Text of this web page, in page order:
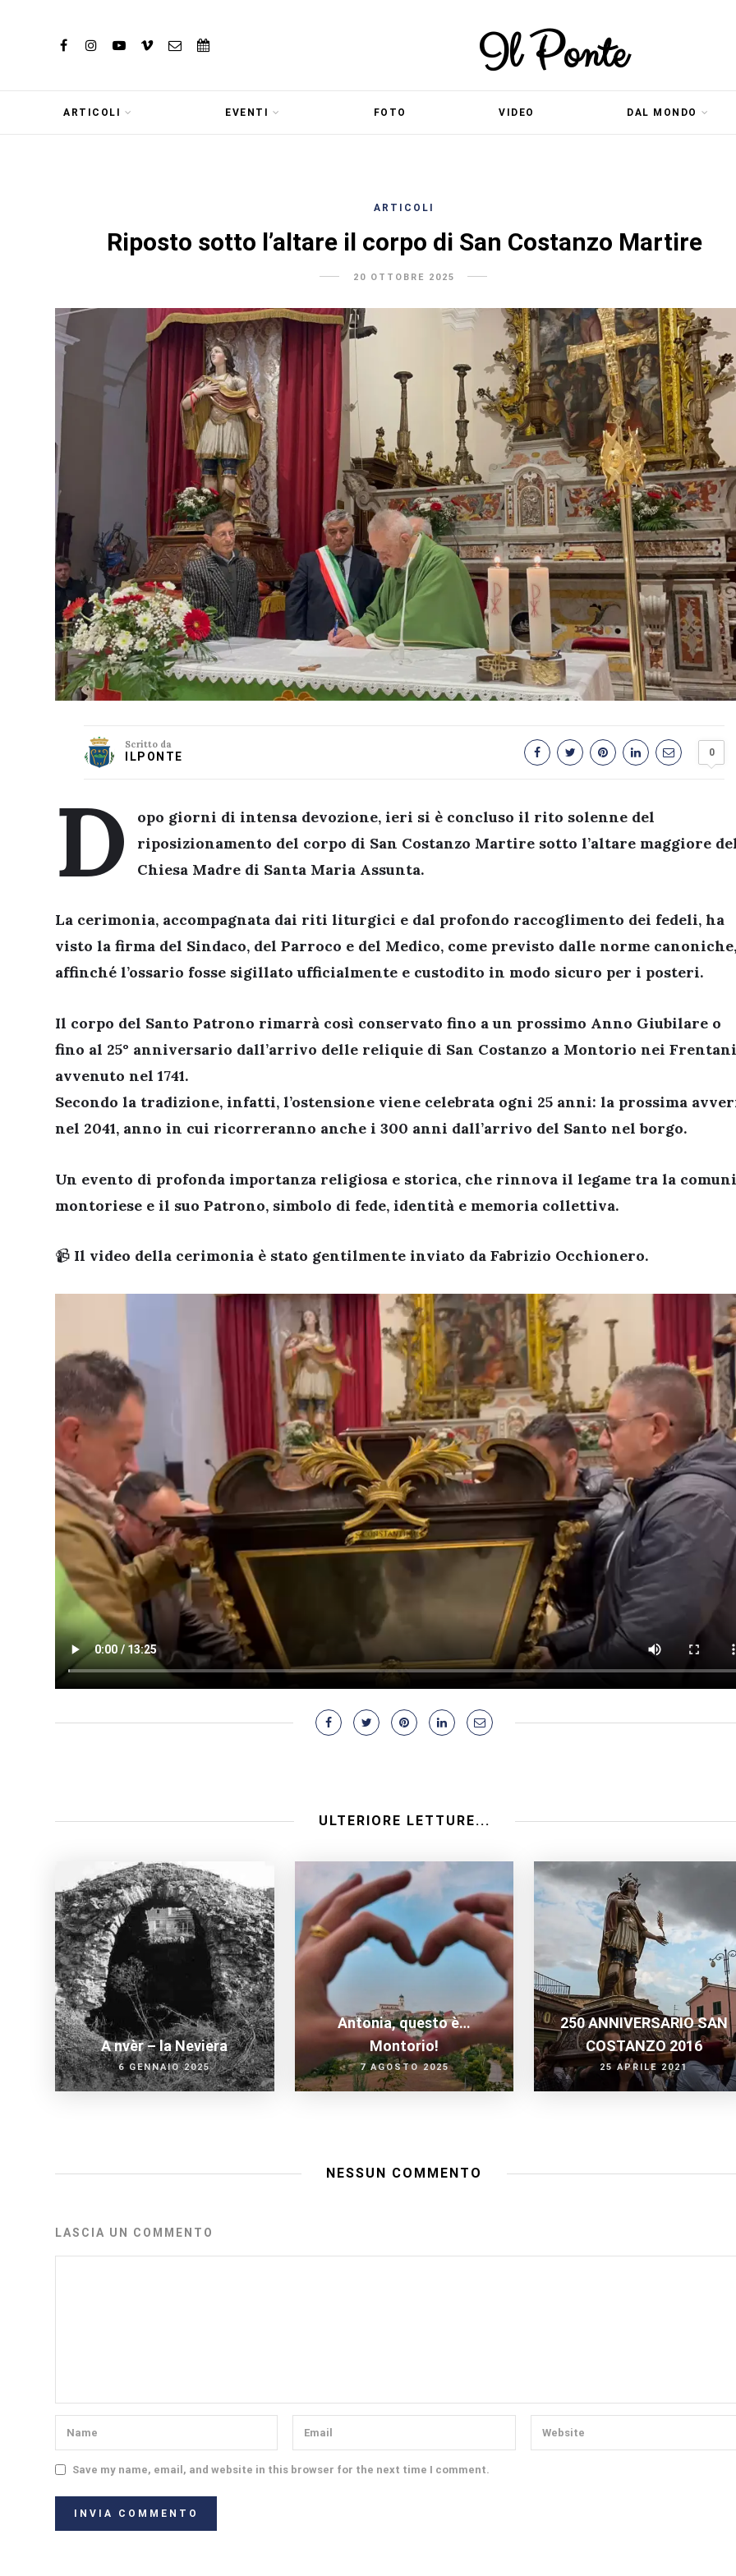
Il Ponte
ARTICOLI EVENTI FOTO VIDEO DAL MONDO
ARTICOLI
Riposto sotto l’altare il corpo di San Costanzo Martire
20 OTTOBRE 2025
Scritto da
ILPONTE 0
D opo giorni di intensa devozione, ieri si è concluso il rito solenne del
riposizionamento del corpo di San Costanzo Martiresotto l’altare maggiore
Chiesa Madre di Santa Maria Assunta.
La cerimonia, accompagnata dai riti liturgici e dal profondo raccoglimento dei fedeli, ha
visto lafirma del Sindaco, del Parroco e del Medico, come previsto dalle norme canoniche,
affinché l’ossario fosse sigillato ufficialmente e custodito in modo sicuro per i posteri.
Il corpo del Santo Patrono rimarrà così conservatofino a un prossimo Anno Giubilare o
fino al 25° anniversario dall’arrivo delle reliquie di San Costanzo a Montorio nei
avvenuto nel 1741.
Secondo la tradizione, infatti, l’ostensione viene celebrata ogni 25 anni: la prossima
nel 2041, anno in cui ricorreranno anche i300 anni dall’arrivo del Santo nel borgo.
Un evento di profonda importanza religiosa e storica, che rinnova il legame tra la
montoriese e il suo Patrono, simbolo di fede, identità e memoria collettiva.
📹 Il video della cerimonia è stato gentilmente inviato daFabrizio Occhionero.
ULTERIORE LETTURE...
A nvèr – la Neviera
6 GENNAIO 2025
Antonia, questo è…
Montorio!
7 AGOSTO 2025
250 ANNIVERSARIO SAN
COSTANZO 2016
25 APRILE 2021
NESSUN COMMENTO
LASCIA UN COMMENTO
Save my name, email, and website in this browser for the next time I comment.